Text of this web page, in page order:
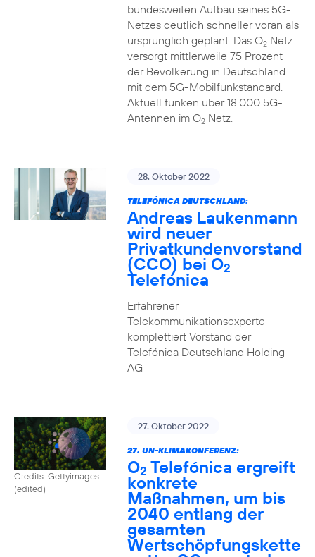
bundesweiten Aufbau seines 5G-
Netzes deutlich schneller voran als
ursprünglich geplant. Das O2Netz
versorgt mittlerweile 75 Prozent
der Bevölkerung in Deutschland
mit dem 5G-Mobilfunkstandard.
Aktuell funken über 18.000 5G-
Antennen im O2Netz.
28. Oktober 2022
TELEFÓNICA DEUTSCHLAND:
Andreas Laukenmann
wird neuer
Privatkundenvorstand
(CCO) bei O2
Telefónica
Erfahrener
Telekommunikationsexperte
komplettiert Vorstand der
Telefónica Deutschland Holding
AG
Credits: Gettyimages
(edited)
27. Oktober 2022
27. UN-KLIMAKONFERENZ:
O2 Telefónica ergreift
konkrete
Maßnahmen, um bis
2040 entlang der
gesamten
Wertschöpfungskette